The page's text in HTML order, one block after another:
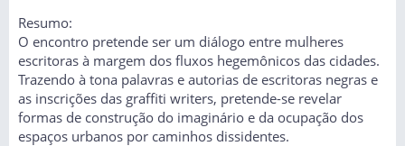
Resumo:
O encontro pretende ser um diálogo entre mulheres
escritoras à margem dos fluxos hegemônicos das cidades.
Trazendo à tona palavras e autorias de escritoras negras e
as inscrições das graffiti writers, pretende-se revelar
formas de construção do imaginário e da ocupação dos
espaços urbanos por caminhos dissidentes.